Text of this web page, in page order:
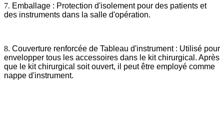
7. Emballage : Protection d'isolement pour des patients et
des instruments dans la salle d'opération.
8. Couverture renforcée de Tableau d'instrument : Utilisé pour
envelopper tous les accessoires dans le kit chirurgical. Après
que le kit chirurgical soit ouvert, il peut être employé comme
nappe d'instrument.